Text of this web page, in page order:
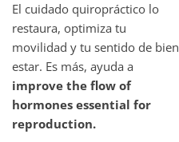
El cuidado quiropráctico lo
restaura, optimiza tu
movilidad y tu sentido de bien
estar. Es más, ayuda a
improve the flow of
hormones essential for
reproduction.